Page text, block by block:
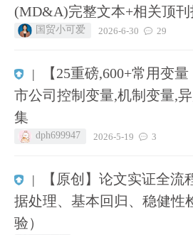
(MD&A)完整文本+相关顶
国贸小可爱 2026-6-30 29
|
【25重磅,600+常用变
市公司控制变量,机制变量,
集
dph699947 2026-5-19 3
|
【原创】论文实证全流
据处理、基本回归、稳健性
验）